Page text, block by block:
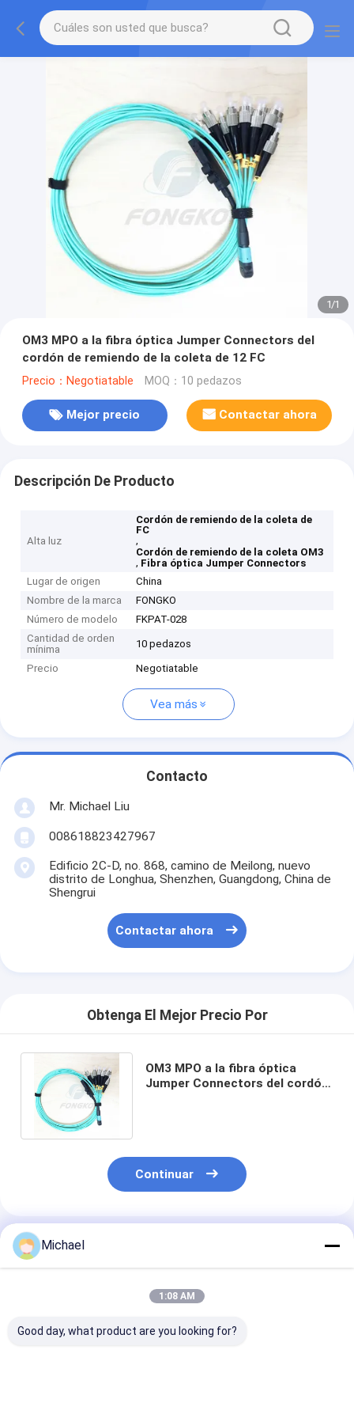
1/1
OM3 MPO a la fibra óptica Jumper Connectors del
cordón de remiendo de la coleta de 12 FC
Precio：Negotiatable MOQ：10 pedazos
Mejor precio Contactar ahora
Descripción De Producto
Alta luz
Cordón de remiendo de la coleta de
FC
,
Cordón de remiendo de la coleta OM3
, Fibra óptica Jumper Connectors
Lugar de origen
China
Nombre de la marca
FONGKO
Número de modelo
FKPAT-028
Cantidad de orden
mínima
10 pedazos
Precio Negotiatable
Vea más
Contacto
Mr. Michael Liu
008618823427967
Edificio 2C-D, no. 868, camino de Meilong, nuevo
distrito de Longhua, Shenzhen, Guangdong, China de
Shengrui
Contactar ahora
Obtenga El Mejor Precio Por
OM3 MPO a la fibra óptica
Jumper Connectors del cordón
Continuar
Productos Recomendados
Michael
1:08 AM
Good day, what product are you looking for?